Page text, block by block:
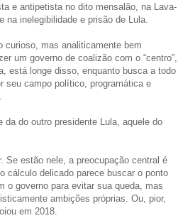
e antipetista no dito mensalão, na Lava-
inelegibilidade e prisão de Lula.
curioso, mas analiticamente bem
um governo de coalizão com o “centro”,
está longe disso, enquanto busca a todo
seu campo político, programática e
do outro presidente Lula, aquele do
Se estão nele, a preocupação central é
cálculo delicado parece buscar o ponto
o governo para evitar sua queda, mas
ambições próprias. Ou, pior,
em 2018.